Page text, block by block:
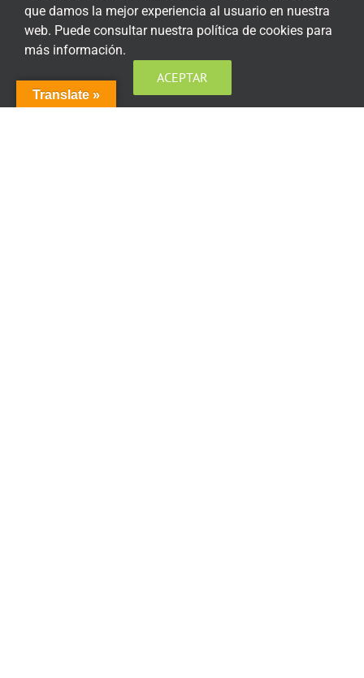
Política de privacidad
Política de privacidad Redes Sociales
Política de cookies
Translate »
que damos la mejor experiencia al usuario en nuestra
web. Puede consultar nuestra política de cookies para
más información.
ACEPTAR